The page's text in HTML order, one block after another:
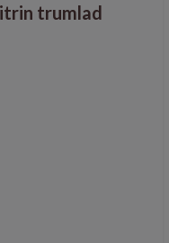
trumlad